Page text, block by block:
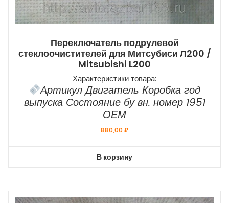
Переключатель подрулевой
стеклоочистителей для Митсубиси Л200 /
Mitsubishi L200
Характеристики товара:
Артикул Двигатель Коробка год
выпуска Состояние бу вн. номер 1951
ОЕМ
880,00₽
В корзину